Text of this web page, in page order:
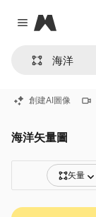
Close menu
Magnific
創建AI圖像
海洋矢量圖
矢量